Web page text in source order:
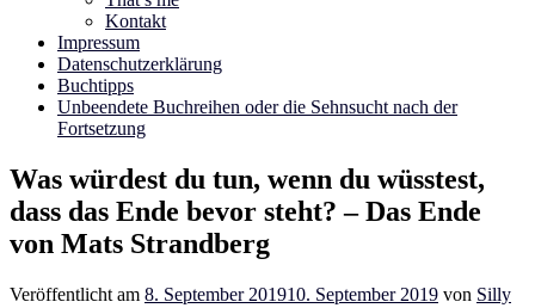
Kontakt
Impressum
Datenschutzerklärung
Buchtipps
Unbeendete Buchreihen oder die Sehnsucht nach der
Fortsetzung
Was würdest du tun, wenn du wüsstest,
dass das Ende bevor steht? – Das Ende
von Mats Strandberg
Veröffentlicht am 8. September 201910. September 2019 von Silly